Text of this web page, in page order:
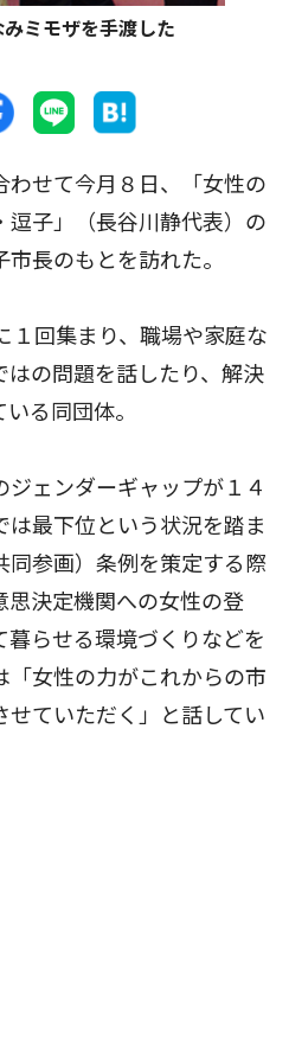
ミモザを手渡した
せて今月８日、「女性の
逗子」（長谷川静代表）の
長のもとを訪れた。
回集まり、職場や家庭な
はの問題を話したり、解決
る同団体。
ェンダーギャップが１４
は最下位という状況を踏ま
同参画）条例を策定する際
思決定機関への女性の登
らせる環境づくりなどを
「女性の力がこれからの市
ていただく」と話してい